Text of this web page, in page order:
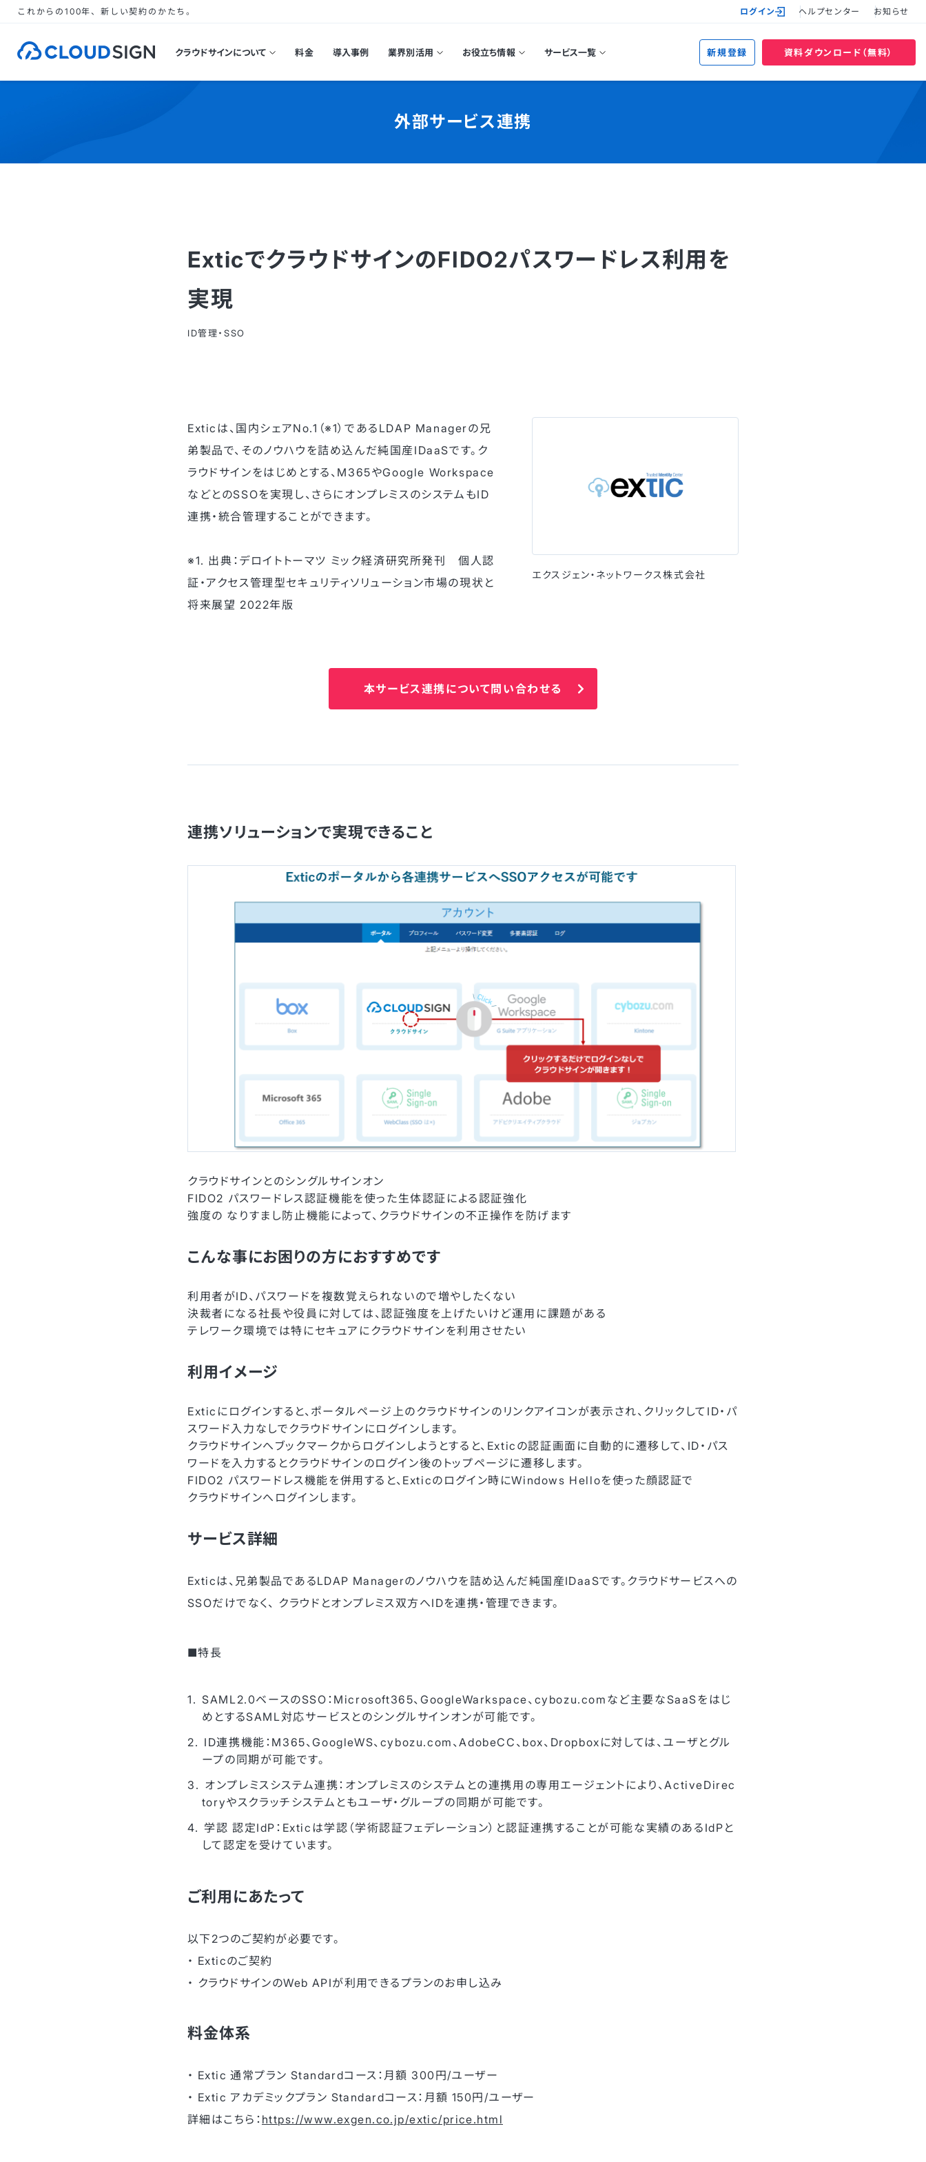
これからの100年、新しい契約のかたち。 ログイン ヘルプセンター お知らせ
クラウドサインについて 料金 導入事例 業界別活用 お役立ち情報 サービス一覧 新規登録 資料ダウンロード（無料）
外部サービス連携
ExticでクラウドサインのFIDO2パスワードレス利用を
実現
ID管理・SSO
Exticは、国内シェアNo.1（※1）であるLDAP Managerの兄
弟製品で、そのノウハウを詰め込んだ純国産IDaaSです。ク
ラウドサインをはじめとする、M365やGoogle Workspace
などとのSSOを実現し、さらにオンプレミスのシステムもID
連携・統合管理することができます。
※1. 出典：デロイトトーマツ ミック経済研究所発刊 個人認
証・アクセス管理型セキュリティソリューション市場の現状と
将来展望 2022年版
エクスジェン・ネットワークス株式会社
本サービス連携について問い合わせる
連携ソリューションで実現できること
クラウドサインとのシングルサインオン
FIDO2 パスワードレス認証機能を使った生体認証による認証強化
強度の なりすまし防止機能によって、クラウドサインの不正操作を防げます
こんな事にお困りの方におすすめです
利用者がID、パスワードを複数覚えられないので増やしたくない
決裁者になる社長や役員に対しては、認証強度を上げたいけど運用に課題がある
テレワーク環境では特にセキュアにクラウドサインを利用させたい
利用イメージ
Exticにログインすると、ポータルページ上のクラウドサインのリンクアイコンが表示され、クリックしてID・パ
スワード入力なしでクラウドサインにログインします。
クラウドサインへブックマークからログインしようとすると、Exticの認証画面に自動的に遷移して、ID・パス
ワードを入力するとクラウドサインのログイン後のトップページに遷移します。
FIDO2 パスワードレス機能を併用すると、Exticのログイン時にWindows Helloを使った顔認証で
クラウドサインへログインします。
サービス詳細
Exticは、兄弟製品であるLDAP Managerのノウハウを詰め込んだ純国産IDaaSです。クラウドサービスへの
SSOだけでなく、 クラウドとオンプレミス双方へIDを連携・管理できます。
■特長
SAML2.0ベースのSSO：Microsoft365、GoogleWarkspace、cybozu.comなど主要なSaaSをはじ
めとするSAML対応サービスとのシングルサインオンが可能です。
ID連携機能：M365、GoogleWS、cybozu.com、AdobeCC、box、Dropboxに対しては、ユーザとグル
ープの同期が可能です。
オンプレミスシステム連携：オンプレミスのシステムとの連携用の専用エージェントにより、ActiveDirec
toryやスクラッチシステムともユーザ・グループの同期が可能です。
学認 認定IdP：Exticは学認（学術認証フェデレーション）と認証連携することが可能な実績のあるIdPと
して認定を受けています。
ご利用にあたって
以下2つのご契約が必要です。
・ Exticのご契約
・ クラウドサインのWeb APIが利用できるプランのお申し込み
料金体系
・ Extic 通常プラン Standardコース：月額 300円/ユーザー
・ Extic アカデミックプラン Standardコース：月額 150円/ユーザー
詳細はこちら： https://www.exgen.co.jp/extic/price.html